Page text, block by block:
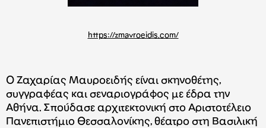
https://zmavroeidis.com/
Ο Ζαχαρίας Μαυροειδής είναι σκηνοθέτης,
συγγραφέας και σεναριογράφος με έδρα την
Αθήνα. Σπούδασε αρχιτεκτονική στο Αριστοτέλειο
Πανεπιστήμιο Θεσσαλονίκης, θέατρο στη Βασιλική